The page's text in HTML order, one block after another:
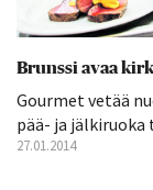
Brunssi avaa
Gourmet vetää
pää- ja
27.01.2014